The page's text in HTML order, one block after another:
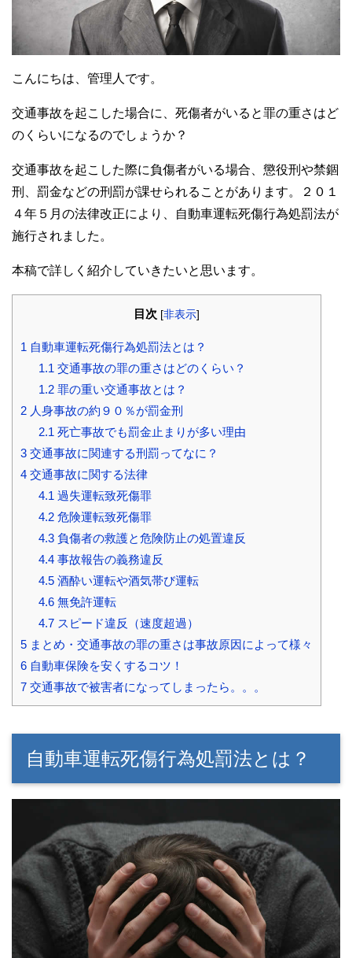
こんにちは、管理人です。
交通事故を起こした場合に、死傷者がいると罪の重さはど
のくらいになるのでしょうか？
交通事故を起こした際に負傷者がいる場合、懲役刑や禁錮
刑、罰金などの刑罰が課せられることがあります。２０１
４年５月の法律改正により、自動車運転死傷行為処罰法が
施行されました。
本稿で詳しく紹介していきたいと思います。
目次 [非表示]
1 自動車運転死傷行為処罰法とは？
1.1 交通事故の罪の重さはどのくらい？
1.2罪の重い交通事故とは？
2 人身事故の約９０％が罰金刑
2.1 死亡事故でも罰金止まりが多い理由
3 交通事故に関連する刑罰ってなに？
4 交通事故に関する法律
4.1 過失運転致死傷罪
4.2危険運転致死傷罪
4.3負傷者の救護と危険防止の処置違反
4.4事故報告の義務違反
4.5酒酔い運転や酒気帯び運転
4.6無免許運転
4.7スピード違反（速度超過）
5 まとめ・交通事故の罪の重さは事故原因によって様々
6 自動車保険を安くするコツ！
7 交通事故で被害者になってしまったら。。。
自動車運転死傷行為処罰法とは？